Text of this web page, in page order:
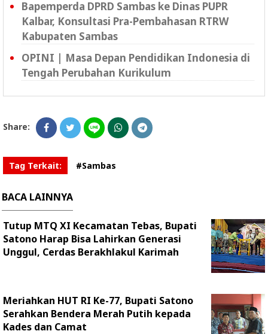
Bapemperda DPRD Sambas ke Dinas PUPR
Kalbar, Konsultasi Pra-Pembahasan RTRW
Kabupaten Sambas
OPINI | Masa Depan Pendidikan Indonesia di
Tengah Perubahan Kurikulum
Share:
Tag Terkait: #Sambas
BACA LAINNYA
Tutup MTQ XI Kecamatan Tebas, Bupati
Satono Harap Bisa Lahirkan Generasi
Unggul, Cerdas Berakhlakul Karimah
Meriahkan HUT RI Ke-77, Bupati Satono
Serahkan Bendera Merah Putih kepada
Kades dan Camat